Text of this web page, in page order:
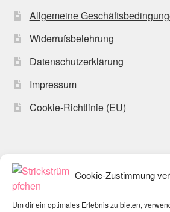
Cookie-Zustimmung
Um dir ein optimales Erlebnis zu bieten,
Allgemeine
Widerrufsbelehrung
Datenschutzerklärung
Impressum
Cookie-Richtlinie (EU)
© Strickstrümpfchen 2026